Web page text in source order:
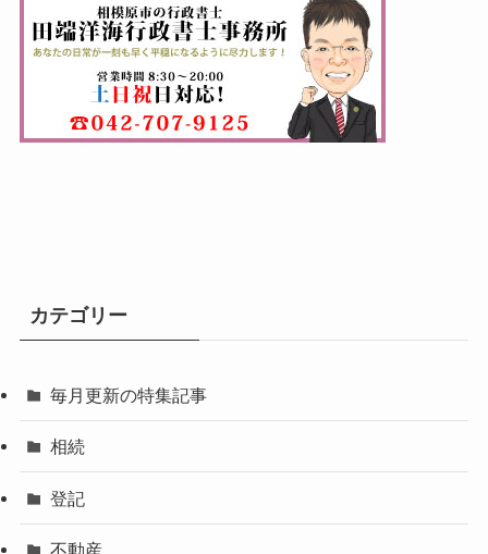
カテゴリー
毎月更新の特集記事
相続
登記
不動産